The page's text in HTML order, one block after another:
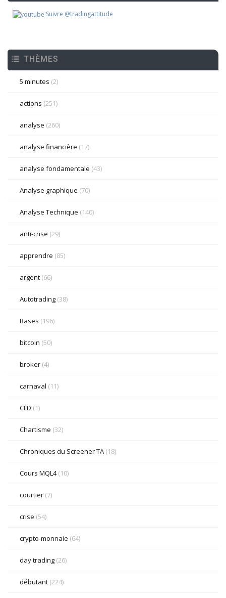
Suivre @tradingattitude
THÈMES
5 minutes (2)
actions (251)
analyse (260)
analyse financière (17)
analyse fondamentale (43)
Analyse graphique (70)
Analyse Technique (140)
anti-crise (29)
apprendre (85)
argent (66)
Autotrading (38)
Bases (196)
bitcoin (50)
broker (4)
carnaval (11)
CFD (1)
Chartisme (32)
Chroniques du Screener TA (18)
Cours MQL4(10)
courtier (7)
crise (54)
crypto-monnaie (64)
day trading (26)
débutant (224)